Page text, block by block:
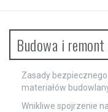
Budowa i remont
Zasady
materiałów
Wnikliwe spojrzenie